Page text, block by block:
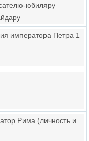
юбиляру
императора Петра 1
Рима (личность и